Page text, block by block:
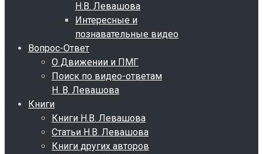
Н.В. Левашова
Интересные и
познавательные видео
Вопрос-Ответ
О Движении и ПМГ
Поиск по видео-ответам
Н. В. Левашова
Книги
Книги Н.В. Левашова
Статьи Н.В. Левашова
Книги других авторов